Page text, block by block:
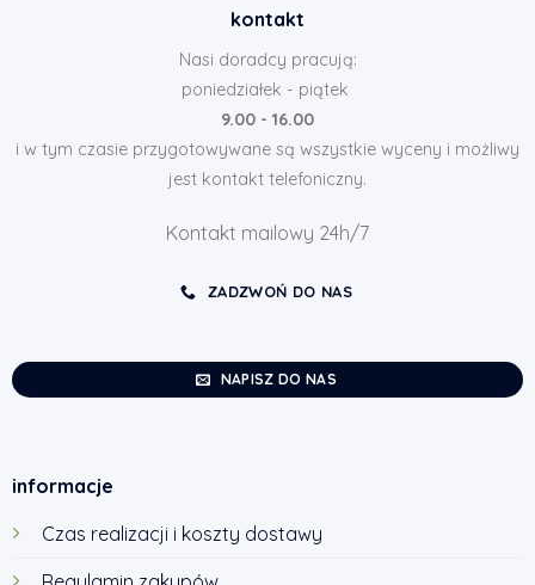
kontakt
Nasi doradcy pracują:
poniedziałek - piątek
9.00 - 16.00
i w tym czasie przygotowywane są wszystkie wyceny i możliwy
jest kontakt telefoniczny.
Kontakt mailowy 24h/7
ZADZWOŃ DO NAS
NAPISZ DO NAS
informacje
Czas realizacji i koszty dostawy